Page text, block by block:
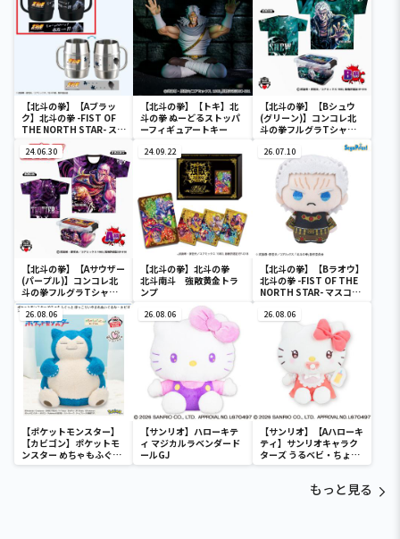
【北斗の拳】【Aブラッ
ク】北斗の拳 -FIST OF
THE NORTH STAR- ステ
ンレスマグ
【北斗の拳】【トキ】北
斗の拳 ぬーどるストッパ
ーフィギュアートキー
【北斗の拳】【Bシュウ
(グリーン)】コンコレ北
斗の拳フルグラTシャツ
24.06.30
【北斗の拳】【Aサウザー
(パープル)】コンコレ北
斗の拳フルグラTシャツ
vol.3
24.09.22
【北斗の拳】北斗の拳
北斗南斗 強敵黄金トラ
ンプ
26.07.10
【北斗の拳】【Bラオウ】
北斗の拳 -FIST OF THE
NORTH STAR- マスコッ
26.08.06
【ポケットモンスター】
【カビゴン】ポケットモ
ンスター めちゃもふぐっ
と ほっこりいやされぬい
26.08.06
【サンリオ】ハローキテ
ィ マジカルラベンダード
ールGJ
26.08.06
【サンリオ】【Aハローキ
ティ】サンリオキャラク
ターズ うるベビ・ちょい
デカドール
もっと見る